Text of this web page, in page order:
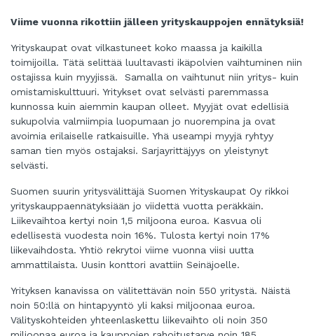
Viime vuonna rikottiin jälleen yrityskauppojen ennätyksiä!
Yrityskaupat ovat vilkastuneet koko maassa ja kaikilla
toimijoilla. Tätä selittää luultavasti ikäpolvien vaihtuminen niin
ostajissa kuin myyjissä. Samalla on vaihtunut niin yritys- kuin
omistamiskulttuuri. Yritykset ovat selvästi paremmassa
kunnossa kuin aiemmin kaupan olleet. Myyjät ovat edellisiä
sukupolvia valmiimpia luopumaan jo nuorempina ja ovat
avoimia erilaiselle ratkaisuille. Yhä useampi myyjä ryhtyy
saman tien myös ostajaksi. Sarjayrittäjyys on yleistynyt
selvästi.
Suomen suurin yritysvälittäjä Suomen Yrityskaupat Oy rikkoi
yrityskauppaennätyksiään jo viidettä vuotta peräkkäin.
Liikevaihtoa kertyi noin 1,5 miljoona euroa. Kasvua oli
edellisestä vuodesta noin 16%. Tulosta kertyi noin 17%
liikevaihdosta. Yhtiö rekrytoi viime vuonna viisi uutta
ammattilaista. Uusin konttori avattiin Seinäjoelle.
Yrityksen kanavissa on välitettävän noin 550 yritystä. Näistä
noin 50:llä on hintapyyntö yli kaksi miljoonaa euroa.
Välityskohteiden yhteenlaskettu liikevaihto oli noin 350